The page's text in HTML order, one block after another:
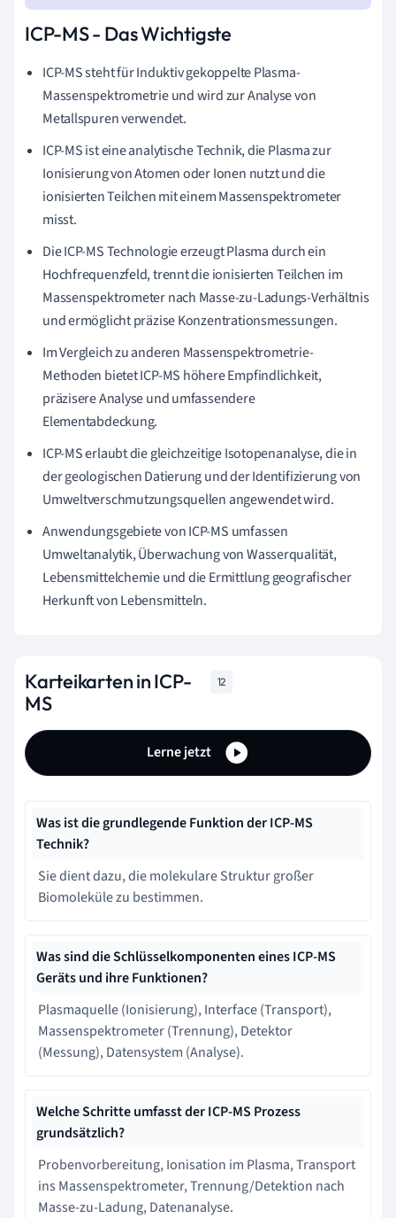
ICP-MS - Das Wichtigste
ICP-MS steht für Induktiv gekoppelte Plasma-
Massenspektrometrie und wird zur Analyse von
Metallspuren verwendet.
ICP-MS ist eine analytische Technik, die Plasma zur
Ionisierung von Atomen oder Ionen nutzt und die
ionisierten Teilchen mit einem Massenspektrometer
misst.
Die ICP-MS Technologie erzeugt Plasma durch ein
Hochfrequenzfeld, trennt die ionisierten Teilchen im
Massenspektrometer nach Masse-zu-Ladungs-Verhältnis
und ermöglicht präzise Konzentrationsmessungen.
Im Vergleich zu anderen Massenspektrometrie-
Methoden bietet ICP-MS höhere Empfindlichkeit,
präzisere Analyse und umfassendere
Elementabdeckung.
ICP-MS erlaubt die gleichzeitige Isotopenanalyse, die in
der geologischen Datierung und der Identifizierung von
Umweltverschmutzungsquellen angewendet wird.
Anwendungsgebiete von ICP-MS umfassen
Umweltanalytik, Überwachung von Wasserqualität,
Lebensmittelchemie und die Ermittlung geografischer
Herkunft von Lebensmitteln.
Karteikarten in ICP-
MS
12
Lerne jetzt
Was ist die grundlegende Funktion der ICP-MS
Technik?
Sie dient dazu, die molekulare Struktur großer
Biomoleküle zu bestimmen.
Was sind die Schlüsselkomponenten eines ICP-MS
Geräts und ihre Funktionen?
Plasmaquelle (Ionisierung), Interface (Transport),
Massenspektrometer (Trennung), Detektor
(Messung), Datensystem (Analyse).
Welche Schritte umfasst der ICP-MS Prozess
grundsätzlich?
Probenvorbereitung, Ionisation im Plasma, Transport
ins Massenspektrometer, Trennung/Detektion nach
Masse-zu-Ladung, Datenanalyse.